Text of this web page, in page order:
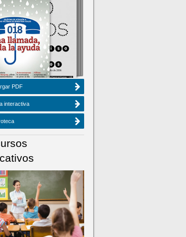
PDF
interactiva